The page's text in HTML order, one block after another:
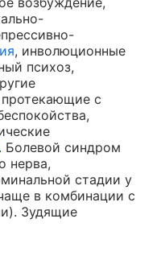
, инволюционные
психоз,
протекающие с
. Болевой синдром
нерва,
стадии у
в комбинации с
Зудящие